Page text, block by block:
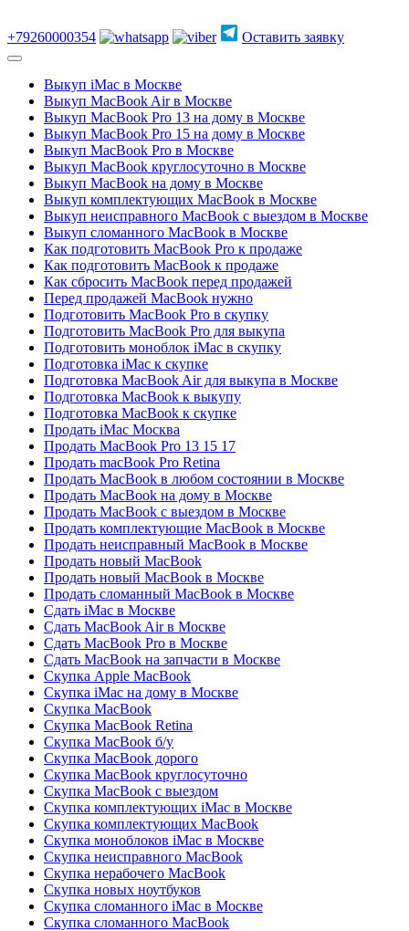
+79260000354 Оставить заявку
Выкуп iMac в Москве
Выкуп MacBook Air в Москве
Выкуп MacBook Pro 13 на дому в Москве
Выкуп MacBook Pro 15 на дому в Москве
Выкуп MacBook Pro в Москве
Выкуп MacBook круглосуточно в Москве
Выкуп MacBook на дому в Москве
Выкуп комплектующих MacBook в Москве
Выкуп неисправного MacBook с выездом в Москве
Выкуп сломанного MacBook в Москве
Как подготовить MacBook Pro к продаже
Как подготовить MacBook к продаже
Как сбросить MacBook перед продажей
Перед продажей MacBook нужно
Подготовить MacBook Pro в скупку
Подготовить MacBook Pro для выкупа
Подготовить моноблок iMac в скупку
Подготовка iMac к скупке
Подготовка MacBook Air для выкупа в Москве
Подготовка MacBook к выкупу
Подготовка MacBook к скупке
Продать iMac Москва
Продать MacBook Pro 13 15 17
Продать macBook Pro Retina
Продать MacBook в любом состоянии в Москве
Продать MacBook на дому в Москве
Продать MacBook с выездом в Москве
Продать комплектующие MacBook в Москве
Продать неисправный MacBook в Москве
Продать новый MacBook
Продать новый MacBook в Москве
Продать сломанный MacBook в Москве
Сдать iMac в Москве
Сдать MacBook Air в Москве
Сдать MacBook Pro в Москве
Сдать MacBook на запчасти в Москве
Скупка Apple MacBook
Скупка iMac на дому в Москве
Скупка MacBook
Скупка MacBook Retina
Скупка MacBook б/у
Скупка MacBook дорого
Скупка MacBook круглосуточно
Скупка MacBook с выездом
Скупка комплектующих iMac в Москве
Скупка комплектующих MacBook
Скупка моноблоков iMac в Москве
Скупка неисправного MacBook
Скупка нерабочего MacBook
Скупка новых ноутбуков
Скупка сломанного iMac в Москве
Скупка сломанного MacBook